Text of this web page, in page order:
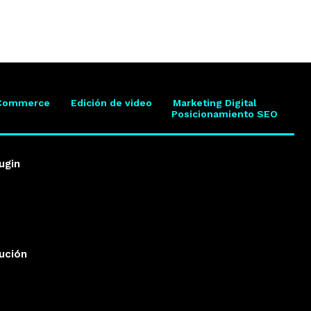
Edición de video
Marketing Digital
Posicionamiento SEO